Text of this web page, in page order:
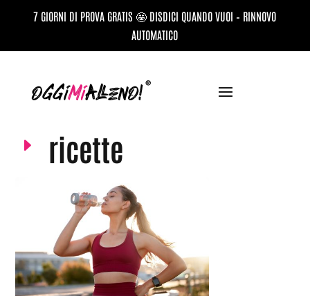
7 GIORNI DI PROVA GRATIS 🤩 DISDICI QUANDO VUOI – RINNOVO
AUTOMATICO
E ricette